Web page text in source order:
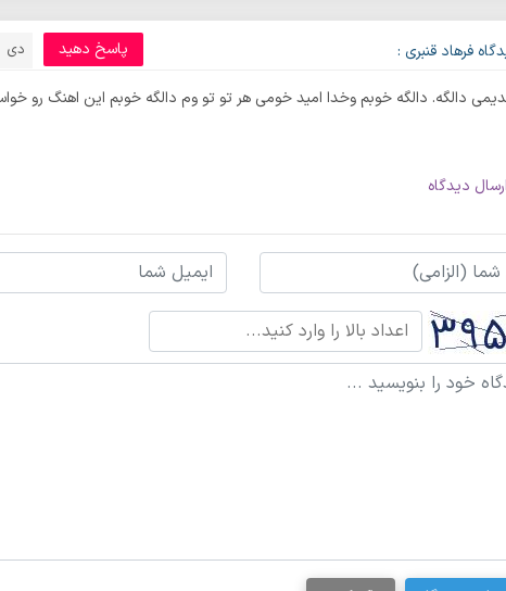
فرهاد قنبری : دی 30, 1396 پاسخ دهید
دالگه. دالگه خوبم وخدا امید خومی هر تو تو وم دالگه خوبم این اهنگ رو
ارسال دیدگاه